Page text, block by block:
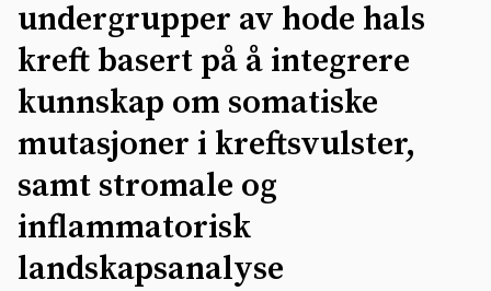
undergrupper av hode hals
kreft basert på å integrere
kunnskap om somatiske
mutasjoner i kreftsvulster,
samt stromale og
inflammatorisk
landskapsanalyse